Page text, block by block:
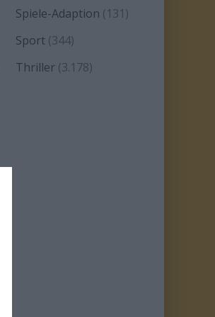
Spiele-Adaption (131)
Sport(344)
Thriller(3.178)